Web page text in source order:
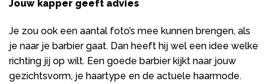
Jouw kapper geeft advies
Je zou ook een aantal foto’s mee kunnen brengen, als
je naar je barbier gaat. Dan heeft hij wel een idee welke
richting jij op wilt. Een goede barbier kijkt naar jouw
gezichtsvorm, je haartype en de actuele haarmode.